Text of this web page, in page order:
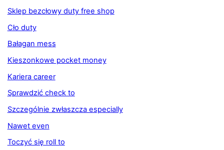
Sklep bezcłowy duty free shop
Cło duty
Bałagan mess
Kieszonkowe pocket money
Kariera career
Sprawdzić check to
Szczególnie zwłaszcza especially
Nawet even
Toczyć się roll to